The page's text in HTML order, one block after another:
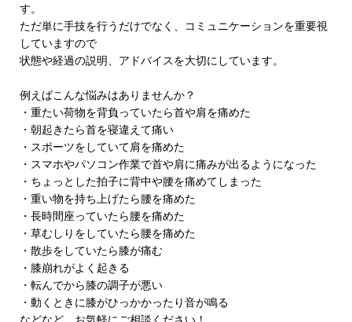
す。
ただ単に手技を行うだけでなく、コミュニケーションを重要視
していますので
状態や経過の説明、アドバイスを大切にしています。
例えばこんな悩みはありませんか？
・重たい荷物を背負っていたら首や肩を痛めた
・朝起きたら首を寝違えて痛い
・スポーツをしていて肩を痛めた
・スマホやパソコン作業で首や肩に痛みが出るようになった
・ちょっとした拍子に背中や腰を痛めてしまった
・重い物を持ち上げたら腰を痛めた
・長時間座っていたら腰を痛めた
・草むしりをしていたら腰を痛めた
・散歩をしていたら膝が痛む
・膝崩れがよく起きる
・転んでから膝の調子が悪い
・動くときに膝がひっかかったり音が鳴る